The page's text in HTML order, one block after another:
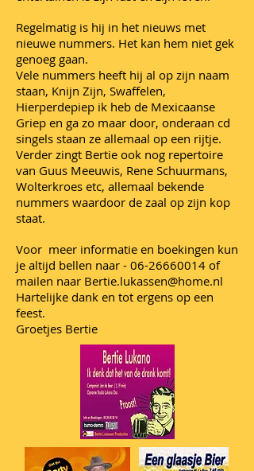
Regelmatig is hij in het nieuws met
nieuwe nummers. Het kan hem niet gek
genoeg gaan.
Vele nummers heeft hij al op zijn naam
staan, Knijn Zijn, Swaffelen,
Hierperdepiep ik heb de Mexicaanse
Griep en ga zo maar door, onderaan cd
singels staan ze allemaal op een rijtje.
Verder zingt Bertie ook nog repertoire
van Guus Meeuwis, Rene Schuurmans,
Wolterkroes etc, allemaal bekende
nummers waardoor de zaal op zijn kop
staat.
Voor meer informatie en boekingen kun
je altijd bellen naar - 06-26660014 of
mailen naar Bertie.lukassen@home.nl
Hartelijke dank en tot ergens op een
feest.
Groetjes Bertie